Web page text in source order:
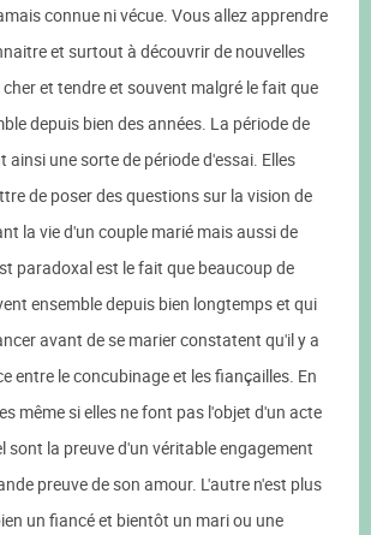
connue ni vécue. Vous allez apprendre
et surtout à découvrir de nouvelles
et tendre et souvent malgré le fait que
depuis bien des années. La période de
ainsi une sorte de période d'essai. Elles
de poser des questions sur la vision de
la vie d'un couple marié mais aussi de
paradoxal est le fait que beaucoup de
ensemble depuis bien longtemps et qui
avant de se marier constatent qu'il y a
entre le concubinage et les fiançailles. En
même si elles ne font pas l'objet d'un acte
sont la preuve d'un véritable engagement
preuve de son amour. L'autre n'est plus
un fiancé et bientôt un mari ou une